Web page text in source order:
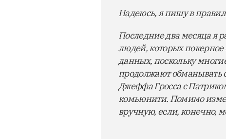
Надеюсь, я пишу в
Последние два месяца я
людей, которых покерное
данных, поскольку
продолжают обманывать
Джеффа Гросса с
комьюнити. Помимо
вручную, если, конечно,